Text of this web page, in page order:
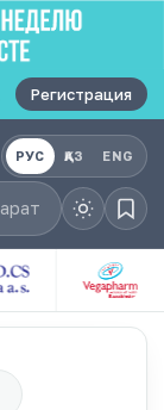
Регистрация
РУС ҚАЗ ENG